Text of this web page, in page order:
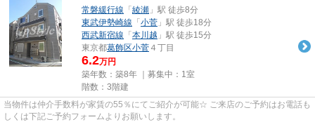
常磐緩行線 「 綾瀬 」駅 徒歩8分
東武伊勢崎線 「 小菅 」駅 徒歩18分
西武新宿線 「 本川越 」駅 徒歩15分
東京都葛飾区小菅 ４丁目
6.2万円
築年数：築8年 ｜募集中： 1室
階数：3階建
当物件は仲介手数料が家賃の55％にてご紹介が可能☆ ご来店のご予約はお電話も
しくは下記ご予約フォームよりお願いします。